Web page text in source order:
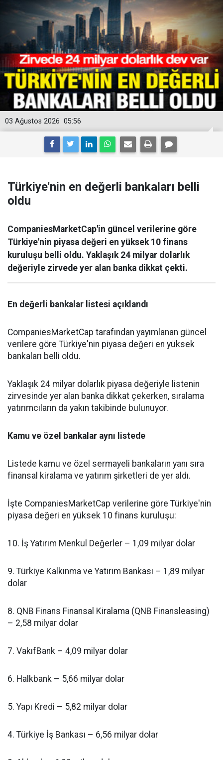
05:56
03 Ağustos 2026
Türkiye'nin en değerli bankaları belli
oldu
CompaniesMarketCap'in güncel verilerine göre
Türkiye'nin piyasa değeri en yüksek 10 finans
kuruluşu belli oldu. Yaklaşık 24 milyar dolarlık
değeriyle zirvede yer alan banka dikkat çekti.
En değerli bankalar listesi açıklandı
CompaniesMarketCap tarafından yayımlanan güncel
verilere göre Türkiye'nin piyasa değeri en yüksek
bankaları belli oldu.
Yaklaşık 24 milyar dolarlık piyasa değeriyle listenin
zirvesinde yer alan banka dikkat çekerken, sıralama
yatırımcıların da yakın takibinde bulunuyor.
Kamu ve özel bankalar aynı listede
Listede kamu ve özel sermayeli bankaların yanı sıra
finansal kiralama ve yatırım şirketleri de yer aldı.
İşte CompaniesMarketCap verilerine göre Türkiye'nin
piyasa değeri en yüksek 10 finans kuruluşu:
10. İş Yatırım Menkul Değerler – 1,09 milyar dolar
9. Türkiye Kalkınma ve Yatırım Bankası – 1,89 milyar
dolar
8. QNB Finans Finansal Kiralama (QNB Finansleasing)
– 2,58 milyar dolar
7. VakıfBank – 4,09 milyar dolar
6. Halkbank – 5,66 milyar dolar
5. Yapı Kredi – 5,82 milyar dolar
4. Türkiye İş Bankası – 6,56 milyar dolar